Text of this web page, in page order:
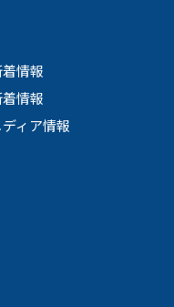
情報
情報
ディア情報